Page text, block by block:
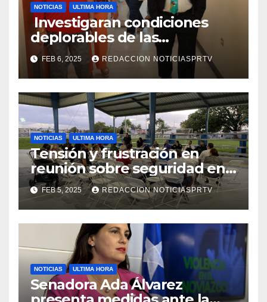
NOTICIAS ULTIMA HORA
Investigaran condiciones
deplorables de las
facilidades el Departamento
de la Salud en Mayagüez
FEB 6, 2025 REDACCION NOTICIASPRTV
NOTICIAS ULTIMA HORA
Tensión y frustración en
reunión sobre seguridad en
Reparto Metropolitano
FEB 5, 2025 REDACCION NOTICIASPRTV
NOTICIAS ULTIMA HORA
Senadora Ada Álvarez